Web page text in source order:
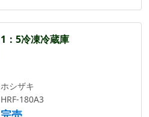
1：5冷凍冷蔵庫
ホシザキ
HRF-180A3